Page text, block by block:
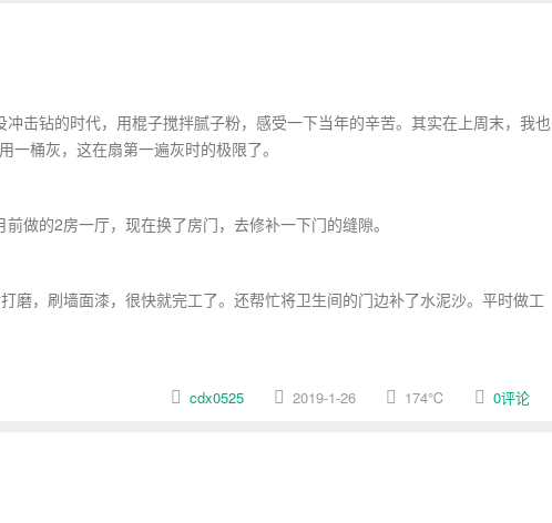
击钻的时代，用棍子搅拌腻子粉，感受一下当年的辛苦。其实在上周末，我也
桶灰，这在扇第一遍灰时的极限了。
做的2房一厅，现在换了房门，去修补一下门的缝隙。
磨，刷墙面漆，很快就完工了。还帮忙将卫生间的门边补了水泥沙。平时做工
cdx0525 2019-1-26 174℃ 0评论